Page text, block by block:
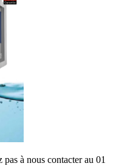
à nous contacter au 01